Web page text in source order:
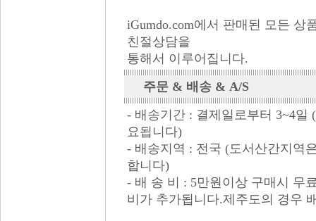
iGumdo.com에서 판매된 모든 상
친절상담을
통해서 이루어집니다.
주문 & 배송 & A/S
- 배송기간 : 결제일로부터 3~4일
요됩니다)
- 배송지역 : 전국 (도서산간지역
합니다)
- 배 송 비 : 5만원이상 구매시 무
비가 추가됩니다.제주도의 경우